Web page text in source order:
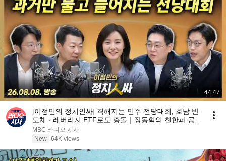
44:47
[이정민의 정치인싸] 격해지는 민주 전당대회, 호남 반
도체 · 레버리지 ETF로도 충돌｜장동혁의 친한파 공격
찬스가 된 ’돌려차기’ 망언 with 강성필, 윤희석, 김준
일, 류제화
MBC 라디오 시사
New 64K views